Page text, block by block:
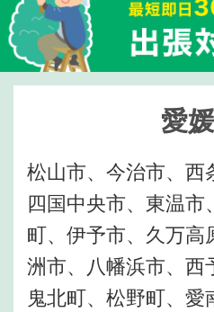
愛
松山市、今治市、西
四国中央市、東温市
町、伊予市、久万高
洲市、八幡浜市、西
鬼北町、松野町、